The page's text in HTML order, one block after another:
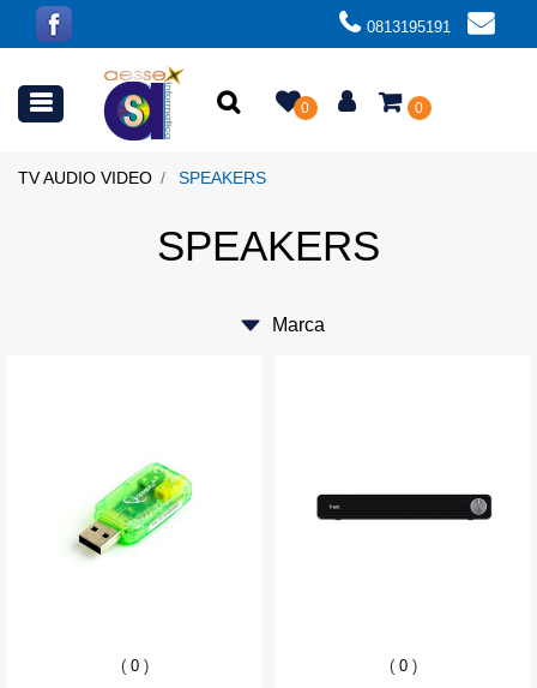
0813195191
Open menu 0 0
TV AUDIO VIDEO SPEAKERS
SPEAKERS
( 0 ) ( 0 )